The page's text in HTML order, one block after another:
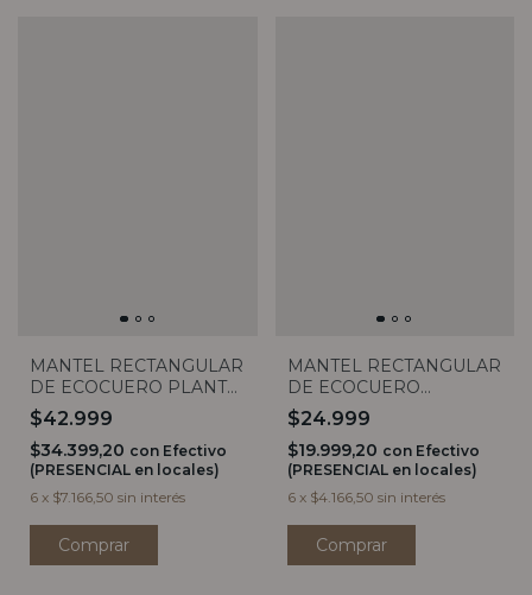
MANTEL RECTANGULAR
DE ECOCUERO PLANTA
MONSTERA (3
MEDIDAS)
$42.999
$34.399,20 con Efectivo
(PRESENCIAL en locales)
6 x $7.166,50 sin interés
Comprar
MANTEL RECTANGULAR
DE ECOCUERO
BOTANICO (3 MEDIDAS)
$24.999
$19.999,20 con Efectivo
(PRESENCIAL en locales)
6 x $4.166,50 sin interés
Comprar